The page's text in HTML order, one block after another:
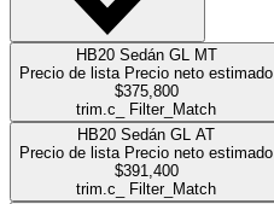
HB20 Sedán GL MT
Precio de lista Precio neto estimado
$375,800
trim.c_ Filter_Match
HB20 Sedán GL AT
Precio de lista Precio neto estimado
$391,400
trim.c_ Filter_Match